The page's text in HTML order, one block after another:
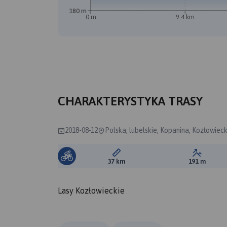
0 m 9.4 km
180 m
CHARAKTERYSTYKA TRASY
2018-08-12 Polska, lubelskie, Kopanina,
Długość trasy:
37 km Suma
191 m
Lasy Kozłowieckie